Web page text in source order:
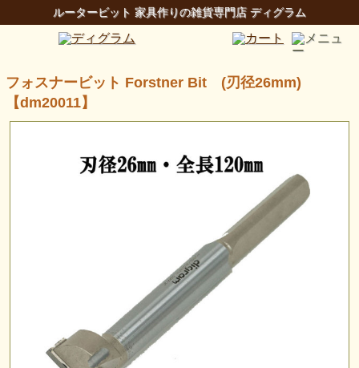
ルータービット 家具作りの雑貨専門店 ディグラム
フォスナービット Forstner Bit (刃径26mm)
【dm20011】